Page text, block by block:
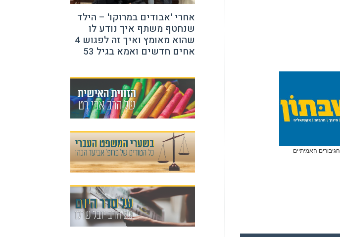
הגיבורים האמיתיים
אחרי 'אבודים במרוקו' – הילד
שנחטף משתף איך נודע לו
שהוא מאומץ ואיך זה לפגוש 4
אחים חדשים ואמא בגיל 53